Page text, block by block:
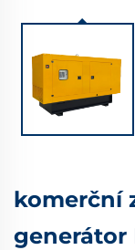
komerční
generátor